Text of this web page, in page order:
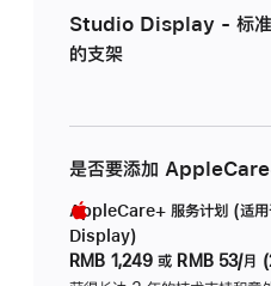
Studio Display - 标准
的支架
是否要添加
AppleCare+ 服务计划 (适
Display)
RMB 1,249 或 RMB 53/月